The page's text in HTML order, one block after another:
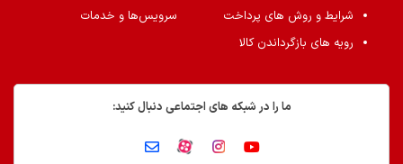
شرایط و روش های پرداخت
رویه های بازگرداندن کالا
سرویس‌ها و خدمات
ما را در شبکه های اجتماعی دنبال کنید: